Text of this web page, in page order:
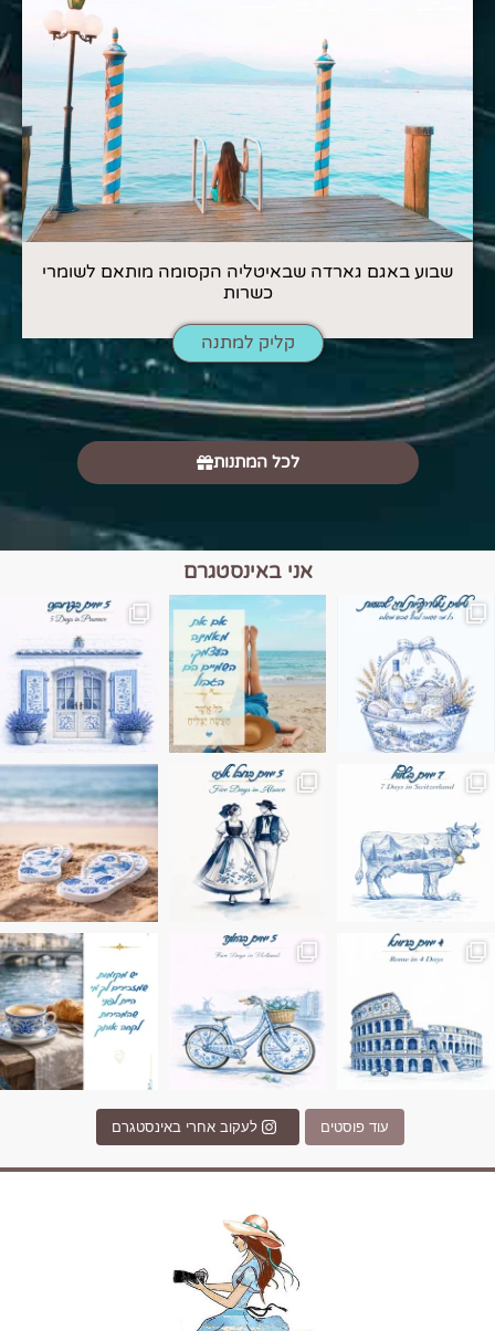
שבוע באגם גארדה שבאיטליה הקסומה מותאם לשומרי
כשרות
קליק למתנה
לכל המתנות
אני באינסטגרם
הם הגבול 💙🩵
בחבל אלזס צרפת
בחופשה שבו הכל נהיה פשוט יותר. החול, הי
Instagram post
Instagram post 17994326828955248
עוד פוסטים לעקוב אחרי באינסטגרם